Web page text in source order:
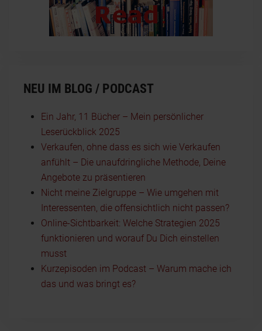
NEU IM BLOG / PODCAST
Ein Jahr, 11 Bücher – Mein persönlicher
Leserückblick 2025
Verkaufen, ohne dass es sich wie Verkaufen
anfühlt – Die unaufdringliche Methode, Deine
Angebote zu präsentieren
Nicht meine Zielgruppe – Wie umgehen mit
Interessenten, die offensichtlich nicht passen?
Online-Sichtbarkeit: Welche Strategien 2025
funktionieren und worauf Du Dich einstellen
musst
Kurzepisoden im Podcast – Warum mache ich
das und was bringt es?